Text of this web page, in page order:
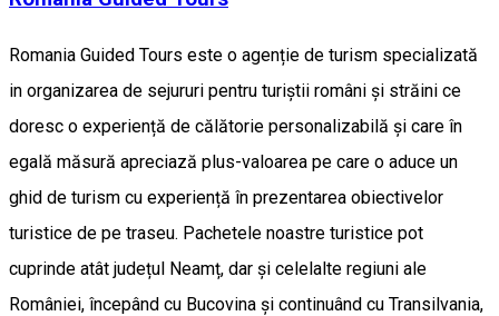
Romania Guided Tours este o agenție de turism specializată
in organizarea de sejururi pentru turiștii români și străini ce
doresc o experiență de călătorie personalizabilă și care în
egală măsură apreciază plus-valoarea pe care o aduce un
ghid de turism cu experiență în prezentarea obiectivelor
turistice de pe traseu. Pachetele noastre turistice pot
cuprinde atât județul Neamț, dar și celelalte regiuni ale
României, începând cu Bucovina și continuând cu Transilvania,